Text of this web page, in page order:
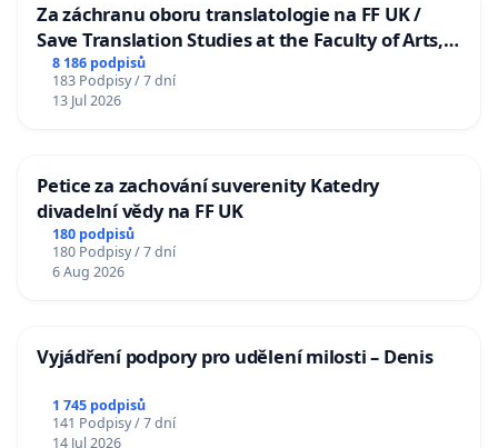
Za záchranu oboru translatologie na FF UK /
Save Translation Studies at the Faculty of Arts,
Charles University
8 186 podpisů
183 Podpisy / 7 dní
13 Jul 2026
Petice za zachování suverenity Katedry
divadelní vědy na FF UK
180 podpisů
180 Podpisy / 7 dní
6 Aug 2026
Vyjádření podpory pro udělení milosti – Denis
1 745 podpisů
141 Podpisy / 7 dní
14 Jul 2026